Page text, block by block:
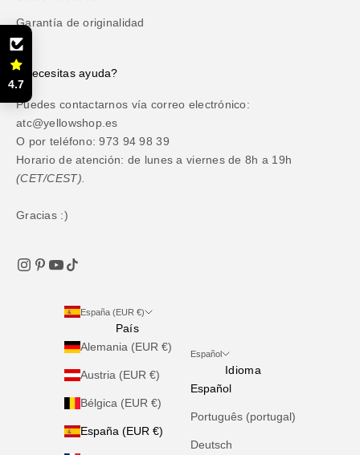
Garantía de originalidad
¿Necesitas ayuda?
Puedes contactarnos vía correo electrónico:
atc@yellowshop.es
O por teléfono: 973 94 98 39
Horario de atención: de lunes a viernes de 8h a 19h
(CET/CEST).
Gracias :)
España (EUR €)
País
Alemania (EUR €)
Austria (EUR €)
Bélgica (EUR €)
España (EUR €)
Español
Idioma
Español
Português (portugal)
Deutsch
4.7